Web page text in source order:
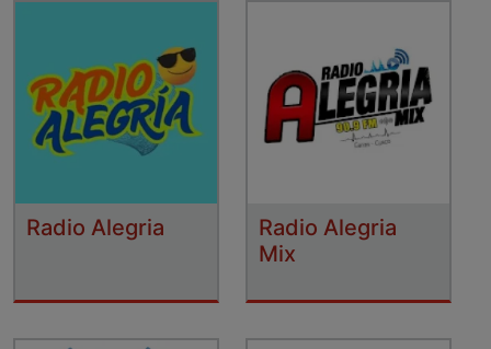
Radio Alegria
Radio Alegria
Mix